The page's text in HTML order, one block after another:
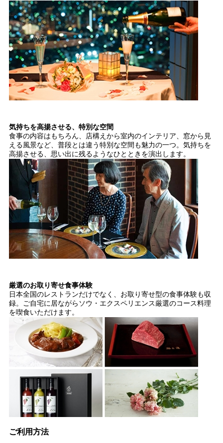
気持ちを高揚させる、特別な空間
食事の内容はもちろん、店構えから室内のインテリア、窓から見
える風景など、普段とは違う特別な空間も魅力の一つ。気持ちを
高揚させる、思い出に残るようなひとときを演出します。
厳選のお取り寄せ食事体験
日本全国のレストランだけでなく、お取り寄せ型の食事体験も収
録。ご自宅に居ながらソウ・エクスペリエンス厳選のコース料理
を喫食いただけます。
ご利用方法